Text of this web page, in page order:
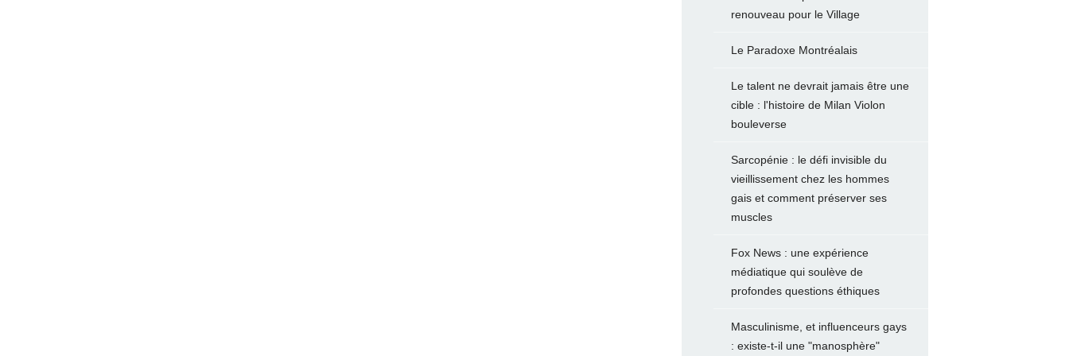
renouveau pour le Village
Le Paradoxe Montréalais
Le talent ne devrait jamais être une
cible : l'histoire de Milan Violon
bouleverse
Sarcopénie : le défi invisible du
vieillissement chez les hommes
gais et comment préserver ses
muscles
Fox News : une expérience
médiatique qui soulève de
profondes questions éthiques
Masculinisme, et influenceurs gays
: existe-t-il une "manosphère"